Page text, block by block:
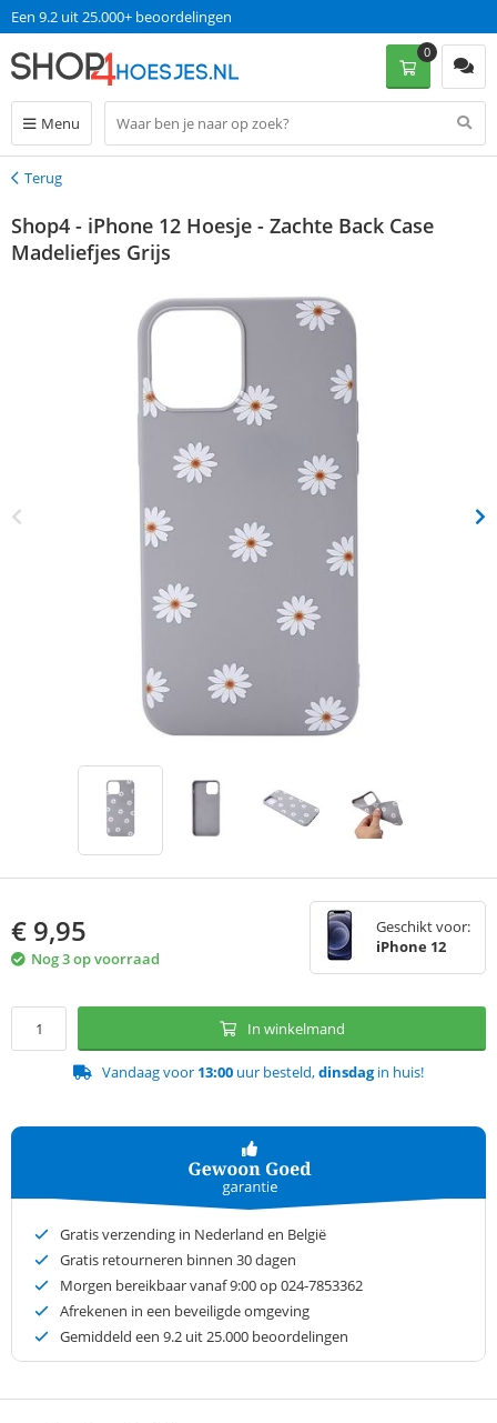
Een 9.2 uit 25.000+ beoordelingen
Menu
0
Terug
Terug
Shop4 - iPhone 12 Hoesje - Zachte Back Case
Madeliefjes Grijs
€ 9,95
Nog 3 op voorraad
Geschikt voor:
iPhone 12
In winkelmand
Vandaag voor 13:00 uur besteld,dinsdagin huis!
Gratis verzending in Nederland en België
Gratis retourneren binnen 30 dagen
Morgen bereikbaar vanaf 9:00 op 024-7853362
Afrekenen in een beveiligde omgeving
Gemiddeld een 9.2 uit 25.000 beoordelingen